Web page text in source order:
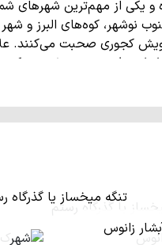
و یکی از مهم‌ترین
کوه‌های البرز و
گویش کجوری صحبت می‌کنند.
مطرح بودن نوشهر در
شهر نوشهر
کجور، دریاچه ارواح،
رویایی شمال کشور و
تنگه میخساز یا گذرگاه
زانوس